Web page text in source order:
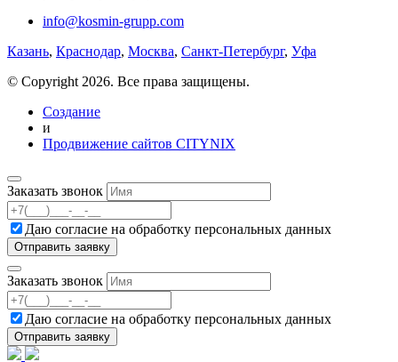
info@kosmin-grupp.com
Казань, Краснодар, Москва, Санкт-Петербург, Уфа
© Copyright 2026. Все права защищены.
Создание
и
Продвижение сайтов CITYNIX
Заказать звонок
Даю согласие на обработку персональных данных
Заказать звонок
Даю согласие на обработку персональных данных